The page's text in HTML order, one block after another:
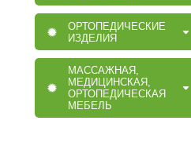
ОРТОПЕДИЧЕСКИЕ
ИЗДЕЛИЯ
МАССАЖНАЯ,
МЕДИЦИНСКАЯ,
ОРТОПЕДИЧЕСКАЯ
МЕБЕЛЬ